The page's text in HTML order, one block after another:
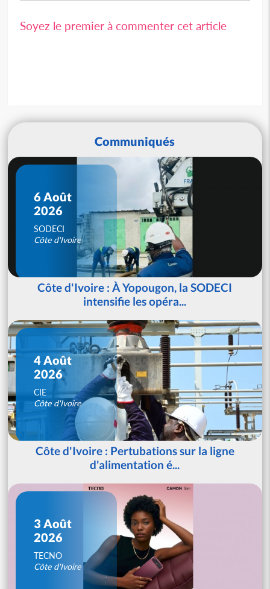
Soyez le premier à commenter cet article
Communiqués
6 Août
2026
SODECI
Côte d'Ivoire
Côte d'Ivoire : À Yopougon, la SODECI
intensifie les opéra...
4 Août
2026
CIE
Côte d'Ivoire
Côte d'Ivoire : Pertubations sur la ligne
d'alimentation é...
3 Août
2026
TECNO
Côte d'Ivoire